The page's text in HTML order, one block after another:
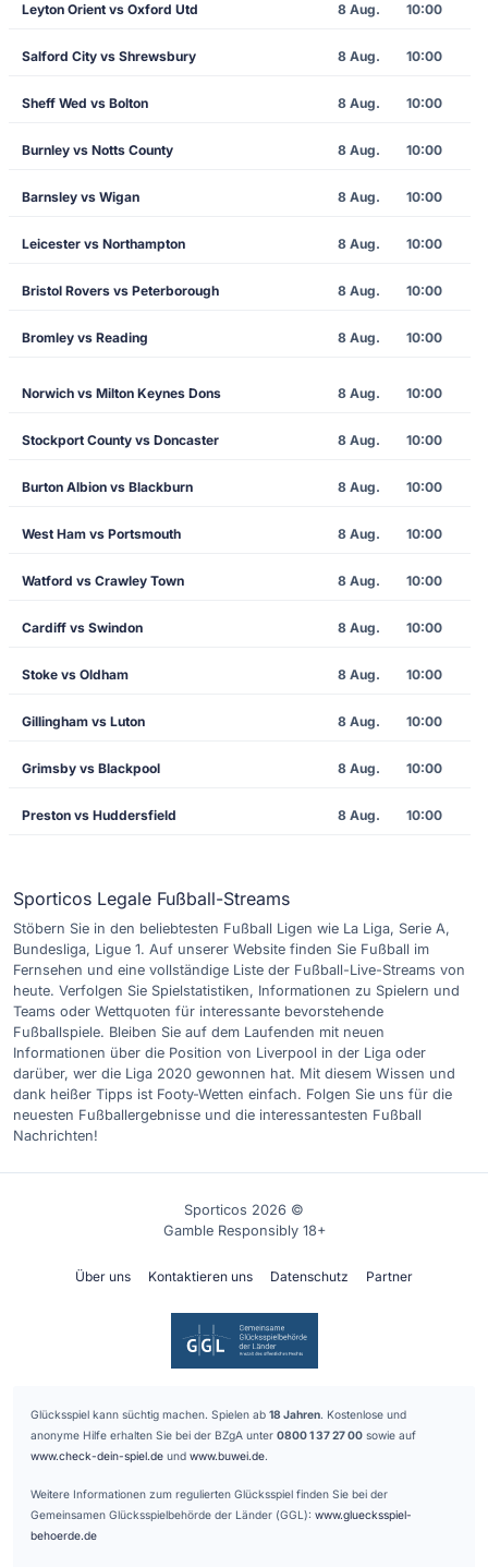
Leyton Orient vs Oxford Utd 8 Aug. 10:00
Salford City vs Shrewsbury 8 Aug. 10:00
Sheff Wed vs Bolton 8 Aug. 10:00
Burnley vs Notts County 8 Aug. 10:00
Barnsley vs Wigan 8 Aug. 10:00
Leicester vs Northampton 8 Aug. 10:00
Bristol Rovers vs Peterborough 8 Aug. 10:00
Bromley vs Reading 8 Aug. 10:00
Norwich vs Milton Keynes Dons 8 Aug. 10:00
Stockport County vs Doncaster 8 Aug. 10:00
Burton Albion vs Blackburn 8 Aug. 10:00
West Ham vs Portsmouth 8 Aug. 10:00
Watford vs Crawley Town 8 Aug. 10:00
Cardiff vs Swindon 8 Aug. 10:00
Stoke vs Oldham 8 Aug. 10:00
Gillingham vs Luton 8 Aug. 10:00
Grimsby vs Blackpool 8 Aug. 10:00
Preston vs Huddersfield 8 Aug. 10:00
Sporticos Legale Fußball-Streams
Stöbern Sie in den beliebtesten Fußball Ligen wie La Liga, Serie A,
Bundesliga, Ligue 1. Auf unserer Website finden Sie Fußball im
Fernsehen und eine vollständige Liste der Fußball-Live-Streams von
heute. Verfolgen Sie Spielstatistiken, Informationen zu Spielern und
Teams oder Wettquoten für interessante bevorstehende
Fußballspiele. Bleiben Sie auf dem Laufenden mit neuen
Informationen über die Position von Liverpool in der Liga oder
darüber, wer die Liga 2020 gewonnen hat. Mit diesem Wissen und
dank heißer Tipps ist Footy-Wetten einfach. Folgen Sie uns für die
neuesten Fußballergebnisse und die interessantesten Fußball
Nachrichten!
Sporticos 2026 ©
Gamble Responsibly 18+
Über uns Kontaktieren uns Datenschutz Partner
Glücksspiel kann süchtig machen. Spielen ab 18 Jahren. Kostenlose und
anonyme Hilfe erhalten Sie bei der BZgA unter 0800 1 37 27 00 sowie auf
www.check-dein-spiel.de und www.buwei.de.
Weitere Informationen zum regulierten Glücksspiel finden Sie bei der
Gemeinsamen Glücksspielbehörde der Länder (GGL): www.gluecksspiel-
behoerde.de